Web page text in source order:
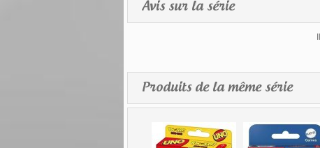
Avis sur la série
Produits de la même série